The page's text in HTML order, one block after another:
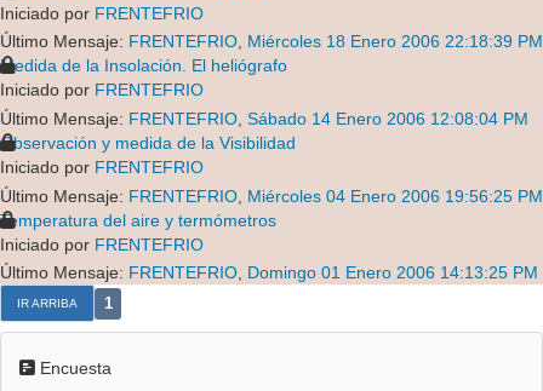
Iniciado por FRENTEFRIO
Último Mensaje: FRENTEFRIO, Miércoles 18 Enero 2006 22:18:39 PM
Medida de la Insolación. El heliógrafo
Iniciado por FRENTEFRIO
Último Mensaje: FRENTEFRIO Sábado 14 Enero 2006 12:08:04 PM
Observación y medida de la Visibilidad
Iniciado por FRENTEFRIO
Último Mensaje: FRENTEFRIO Miércoles 04 Enero 2006 19:56:25 PM
Temperatura del aire y termómetros
Iniciado por FRENTEFRIO
Último Mensaje: FRENTEFRIO Domingo 01 Enero 2006 14:13:25 PM
IR ARRIBA 1
Encuesta